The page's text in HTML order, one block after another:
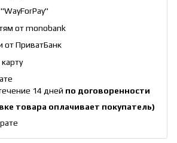
WayForPay"
от monobank
от ПриватБанк
14 дней по договоренности
товара оплачивает покупатель)